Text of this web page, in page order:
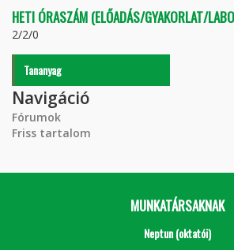
HETI ÓRASZÁM (ELŐADÁS/GYAKORLAT/
2/2/0
Tananyag
Navigáció
Fórumok
Friss tartalom
MUNKATÁRSAKNAK
Neptun (oktatói)